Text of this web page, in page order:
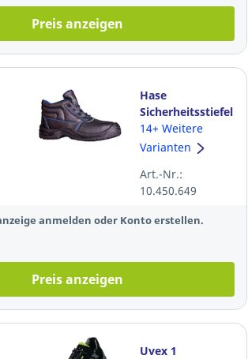
Preis anzeigen
Hase
Sicherheitsstiefel
Leon 250000, S3
SRC, GR. 42,
14+ Weitere
Varianten
Art.-Nr.:
10.450.649
anmelden oder Konto erstellen.
Preis anzeigen
Uvex 1